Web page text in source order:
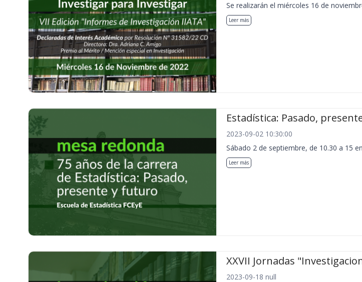
Se realizarán el miércoles 16 de
Leer más
Estadística: Pasado,
2023-09-02 10:30:00
Sábado 2 de septiembre, de 10.30 a 15
Leer más
XXVII Jornadas
2023-09-18 null